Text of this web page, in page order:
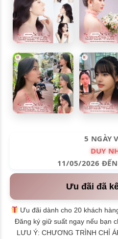
5 NGÀY
DUY
11/05/2026
Ưu đãi đã
Ưu đãi dành cho 20 khách
Đăng ký giữ suất ngay nếu bạn
LƯU Ý: CHƯƠNG TRÌNH CHỈ